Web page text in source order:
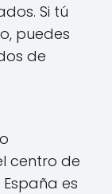
Si tú
puedes
de
centro de
es